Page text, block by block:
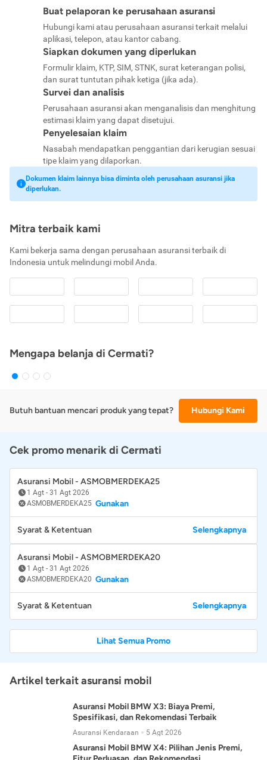
Buat pelaporan ke perusahaan asuransi
Hubungi kami atau perusahaan asuransi terkait melalui
aplikasi, telepon, atau kantor cabang.
Siapkan dokumen yang diperlukan
Formulir klaim, KTP, SIM, STNK, surat keterangan polisi,
dan surat tuntutan pihak ketiga (jika ada).
Survei dan analisis
Perusahaan asuransi akan menganalisis dan menghitung
estimasi klaim yang dapat disetujui.
Penyelesaian klaim
Nasabah mendapatkan penggantian dari kerugian sesuai
tipe klaim yang dilaporkan.
Dokumen klaim lainnya bisa diminta oleh perusahaan asuransi jika
diperlukan.
Mitra terbaik kami
Kami bekerja sama dengan perusahaan asuransi terbaik di
Indonesia untuk melindungi mobil Anda.
Mengapa belanja di Cermati?
Butuh bantuan mencari produk yang tepat? Hubungi Kami
Cek promo menarik di Cermati
Asuransi Mobil - ASMOBMERDEKA25
1 Agt - 31 Agt 2026
ASMOBMERDEKA25 Gunakan
Syarat & Ketentuan Selengkapnya
Asuransi Mobil - ASMOBMERDEKA20
1 Agt - 31 Agt 2026
ASMOBMERDEKA20 Gunakan
Syarat & Ketentuan Selengkapnya
Lihat Semua Promo
Artikel terkait asuransi mobil
Asuransi Mobil BMW X3: Biaya Premi,
Spesifikasi, dan Rekomendasi Terbaik
Asuransi Kendaraan 5 Agt 2026
Asuransi Mobil BMW X4: Pilihan Jenis Premi,